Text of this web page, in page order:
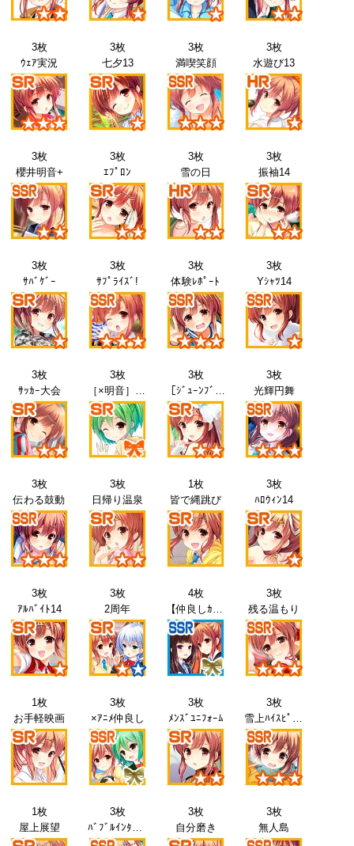
3枚
ｳｪｱ実況
3枚
七夕13
3枚
満喫笑顔
3枚
水遊び13
3枚
櫻井明音+
3枚
ｴﾌﾟﾛﾝ
3枚
雪の日
3枚
振袖14
3枚
ｻﾊﾞｹﾞｰ
3枚
ｻﾌﾟﾗｲｽﾞ!
3枚
体験ﾚﾎﾟｰﾄ
3枚
Yｼｬﾂ14
3枚
ｻｯｶｰ大会
3枚
［×明音］押井知
3枚
［ｼﾞｭｰﾝﾌﾞﾗｲﾄﾞ］櫻井明音+
3枚
光輝円舞
3枚
伝わる鼓動
3枚
日帰り温泉
1枚
皆で縄跳び
3枚
ﾊﾛｳｨﾝ14
3枚
ｱﾙﾊﾞｲﾄ14
3枚
2周年
4枚
【仲良しｶｰﾄﾞ】明音＆五十鈴【COOL】
3枚
残る温もり
1枚
お手軽映画
3枚
×ｱﾆﾒ仲良し
3枚
ﾒﾝｽﾞﾕﾆﾌｫｰﾑ
3枚
雪上ﾊｲｽﾋﾟｰﾄﾞ
1枚
屋上展望
3枚
ﾊﾞﾌﾞﾙｲﾝﾀﾋﾞｭｰ
3枚
自分磨き
3枚
無人島